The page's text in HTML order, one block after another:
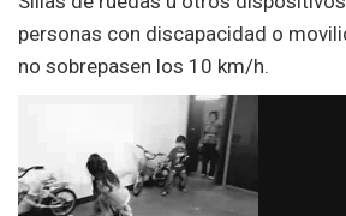
personas con discapacidad o
no sobrepasen los 10 km/h.